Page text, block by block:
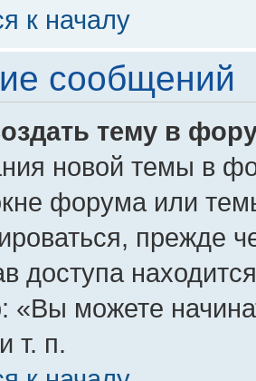
к началу
сообщений
тему в
новой темы в
форума или
прежде
доступа
«Вы можете
т. п.